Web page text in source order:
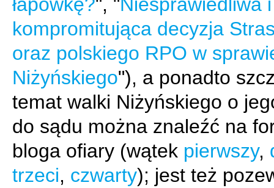
kompromitująca decyzja
oraz polskiego RPO w
Niżyńskiego"), a ponadto
temat walki Niżyńskiego o
do sądu można znaleźć na
bloga ofiary (wątek pierwszy,
trzeci, czwarty); jest też